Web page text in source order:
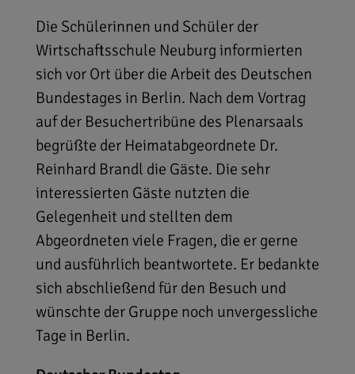
Die Schülerinnen und Schüler der
Wirtschaftsschule Neuburg informierten
sich vor Ort über die Arbeit des Deutschen
Bundestages in Berlin. Nach dem Vortrag
auf der Besuchertribüne des Plenarsaals
begrüßte der Heimatabgeordnete Dr.
Reinhard Brandl die Gäste. Die sehr
interessierten Gäste nutzten die
Gelegenheit und stellten dem
Abgeordneten viele Fragen, die er gerne
und ausführlich beantwortete. Er bedankte
sich abschließend für den Besuch und
wünschte der Gruppe noch unvergessliche
Tage in Berlin.